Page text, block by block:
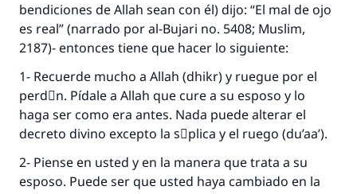
bendiciones de Allah sean con él) dijo: “El mal de ojo
es real” (narrado por al-Bujari no. 5408; Muslim,
2187)- entonces tiene que hacer lo siguiente:
1- Recuerde mucho a Allah (dhikr) y ruegue por el
perdَn. Pídale a Allah que cure a su esposo y lo
haga ser como era antes. Nada puede alterar el
decreto divino excepto la sْplica y el ruego (du’aa’).
2- Piense en usted y en la manera que trata a su
esposo. Puede ser que usted haya cambiado en la